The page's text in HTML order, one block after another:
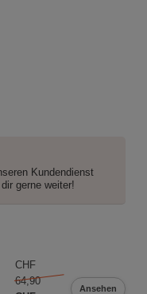
Kundendienst
gerne weiter!
CHF
64,90
Ansehen